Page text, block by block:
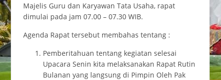
Majelis Guru dan Karyawan Tata Usaha, rapat
dimulai pada jam 07.00 – 07.30 WIB.
Agenda Rapat tersebut membahas tentang :
Pemberitahuan tentang kegiatan selesai
Upacara Senin kita melaksanakan Rapat Rutin
Bulanan yang langsung di Pimpin Oleh Pak